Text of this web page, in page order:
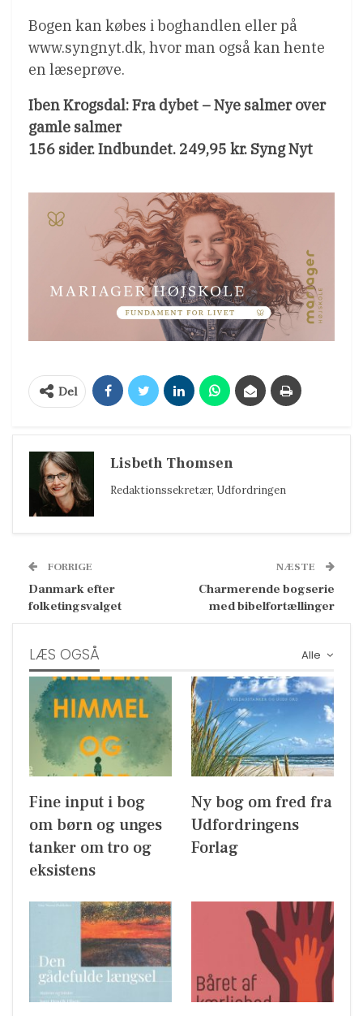
Bogen kan købes i boghandlen eller på
www.syngnyt.dk, hvor man også kan hente
en læseprøve.
Iben Krogsdal: Fra dybet – Nye salmer over
gamle salmer
156 sider. Indbundet. 249,95 kr. Syng Nyt
Del
Lisbeth Thomsen
Redaktionssekretær, Udfordringen
FORRIGE
Danmark efter
folketingsvalget
NÆSTE
Charmerende bogserie
med bibelfortællinger
Alle
LÆS OGSÅ
Fine input i bog
om børn og unges
tanker om tro og
eksistens
Ny bog om fred fra
Udfordringens
Forlag